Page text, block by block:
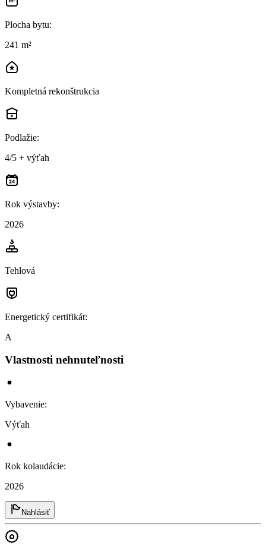
Plocha bytu:
241 m²
Kompletná rekonštrukcia
Podlažie:
4/5 + výťah
Rok výstavby:
2026
Tehlová
Energetický certifikát:
A
Vlastnosti nehnuteľnosti
Vybavenie:
Výťah
Rok kolaudácie:
2026
Nahlásiť